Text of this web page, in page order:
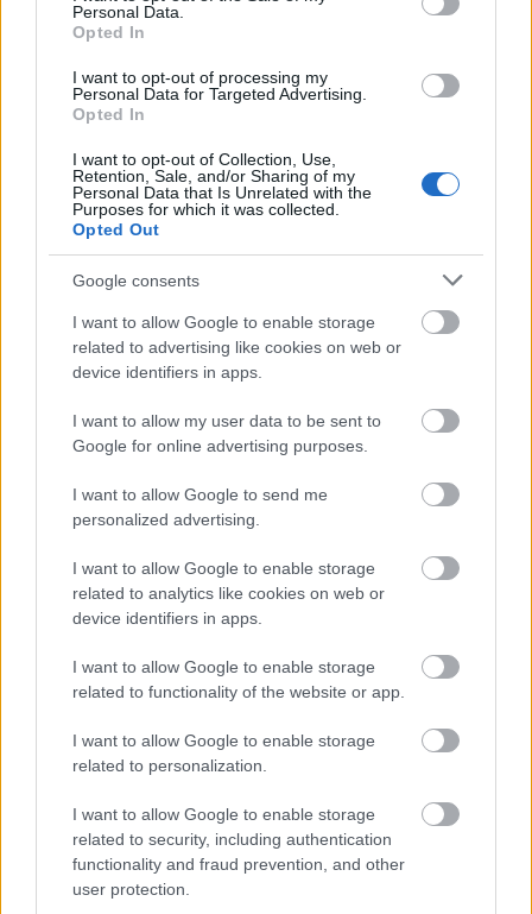
Personal Data.
Opted In
I want to opt-out of processing my
Personal Data for Targeted Advertising.
Opted In
I want to opt-out of Collection, Use,
Retention, Sale, and/or Sharing of my
Personal Data that Is Unrelated with the
Purposes for which it was collected.
Opted Out
Google consents
I want to allow Google to enable storage
related to advertising like cookies on web or
device identifiers in apps.
I want to allow my user data to be sent to
Google for online advertising purposes.
I want to allow Google to send me
personalized advertising.
I want to allow Google to enable storage
related to analytics like cookies on web or
device identifiers in apps.
I want to allow Google to enable storage
related to functionality of the website or app.
I want to allow Google to enable storage
related to personalization.
I want to allow Google to enable storage
related to security, including authentication
functionality and fraud prevention, and other
user protection.
Ugyanúgy, ahogy a társulatnak tíz év alatt kiosztott
sok más díjjal is. A másik: ha egyszer a kormányzat
deklaráltan antiliberális, vajon miért tüntet ki olyan
művészeket, akiknek világlátása, művészi hitvallása
liberális. Ismerem a kész választ: taktikából.
meggyőződésből" - mutatott rá a direktor.
"Az igazgató mérlegel, természetesen, aki ezt
tagadja, úgyszólván füllent. Az is természetes, hogy
repertoárban, azaz az előadások témájában,
közelítésében, esztétikájában én nem hozok
kompromisszumot. Szomorú és nevetséges az
túlteljesítés. Ami egyébként terjed, egyre többen
lesik, mit várnak 'odafönt', és szoronganak attól,
hogy mit fognak szólni majd ahhoz, amit végül
csinálnak. És ezzel maguk is gyártják azt, amitől
félnek. Én ebben nem veszek részt, és valószínű, hogy
ez a hatalomnak is unalmas és irritáló" -
hangsúlyoztaMácsai Pál
Az Örkény igazgatója az interjúban elmondta: ismét benyújtja a
ma még nem tudja. "A következő öttel húsz évet leszek ezen a poszton. Ez
elég ahhoz, hogy egy színház elérje azt, ahova velem eljuthat. Az
igazgatócsere azon is múlik, van-e valaki a társulat közelében, aki átveszi.
Egyelőre nem látok olyat, aki akarná, olyat igen, aki alkalmas lenne rá. Akik
kelendőek, alapvetően húzódnak az igazgatás kötöttségeitől. A fiatalok
különösen. Ők a nagyszínházi terektől is idegenkednek. Nyomaszt, hogy ki